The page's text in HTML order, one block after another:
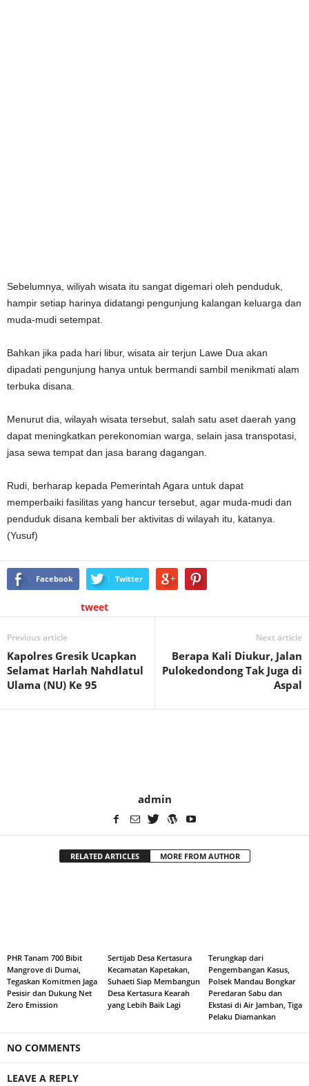
Sebelumnya, wiliyah wisata itu sangat digemari oleh penduduk,
hampir setiap harinya didatangi pengunjung kalangan keluarga dan
muda-mudi setempat.
Bahkan jika pada hari libur, wisata air terjun Lawe Dua akan
dipadati pengunjung hanya untuk bermandi sambil menikmati alam
terbuka disana.
Menurut dia, wilayah wisata tersebut, salah satu aset daerah yang
dapat meningkatkan perekonomian warga, selain jasa transpotasi,
jasa sewa tempat dan jasa barang dagangan.
Rudi, berharap kepada Pemerintah Agara untuk dapat
memperbaiki fasilitas yang hancur tersebut, agar muda-mudi dan
penduduk disana kembali ber aktivitas di wilayah itu, katanya.
(Yusuf)
Facebook Twitter
tweet
Previous article
Kapolres Gresik Ucapkan
Selamat Harlah Nahdlatul
Ulama (NU) Ke 95
Next article
Berapa Kali Diukur, Jalan
Pulokedondong Tak Juga di
Aspal
admin
RELATED ARTICLES MORE FROM AUTHOR
PHR Tanam 700 Bibit
Mangrove di Dumai,
Tegaskan Komitmen Jaga
Pesisir dan Dukung Net
Zero Emission
Sertijab Desa Kertasura
Kecamatan Kapetakan,
Suhaeti Siap Membangun
Desa Kertasura Kearah
yang Lebih Baik Lagi
Terungkap dari
Pengembangan Kasus,
Polsek Mandau Bongkar
Peredaran Sabu dan
Ekstasi di Air Jamban, Tiga
Pelaku Diamankan
NO COMMENTS
LEAVE A REPLY